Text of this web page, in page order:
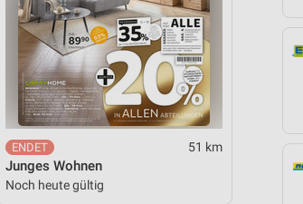
51 km
Junges Wohnen
Noch heute gültig